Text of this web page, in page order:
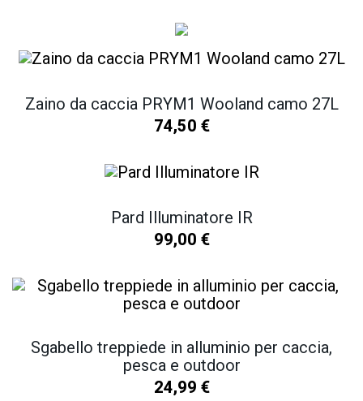
Zaino da caccia PRYM1 Wooland camo 27L
74,50 €
Pard Illuminatore IR
99,00 €
Sgabello treppiede in alluminio per caccia,
pesca e outdoor
24,99 €